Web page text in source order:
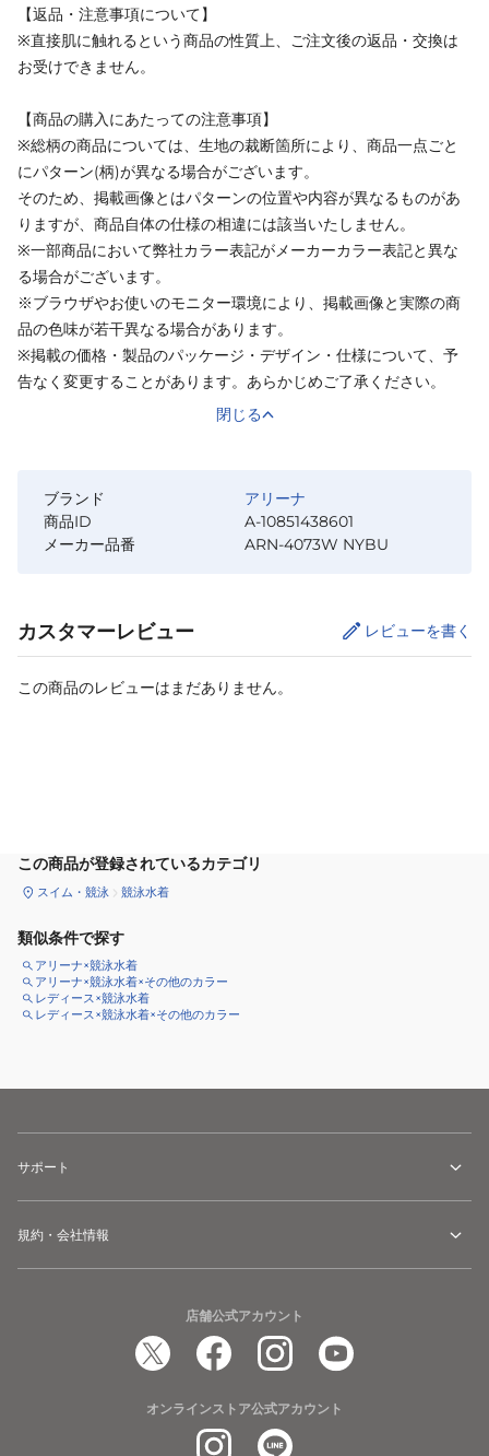
【返品・注意事項について】
※直接肌に触れるという商品の性質上、ご注文後の返品・交換は
お受けできません。
【商品の購入にあたっての注意事項】
※総柄の商品については、生地の裁断箇所により、商品一点ごと
にパターン(柄)が異なる場合がございます。
そのため、掲載画像とはパターンの位置や内容が異なるものがあ
りますが、商品自体の仕様の相違には該当いたしません。
※一部商品において弊社カラー表記がメーカーカラー表記と異な
る場合がございます。
※ブラウザやお使いのモニター環境により、掲載画像と実際の商
品の色味が若干異なる場合があります。
※掲載の価格・製品のパッケージ・デザイン・仕様について、予
告なく変更することがあります。あらかじめご了承ください。
閉じる
ブランド
アリーナ
商品ID
A-10851438601
メーカー品番
ARN-4073W NYBU
カスタマーレビュー レビューを書く
この商品のレビューはまだありません。
この商品が登録されているカテゴリ
スイム・競泳 競泳水着
類似条件で探す
アリーナ×競泳水着
アリーナ×競泳水着×その他のカラー
レディース×競泳水着
レディース×競泳水着×その他のカラー
サポート
規約・会社情報
店舗公式アカウント
オンラインストア公式アカウント